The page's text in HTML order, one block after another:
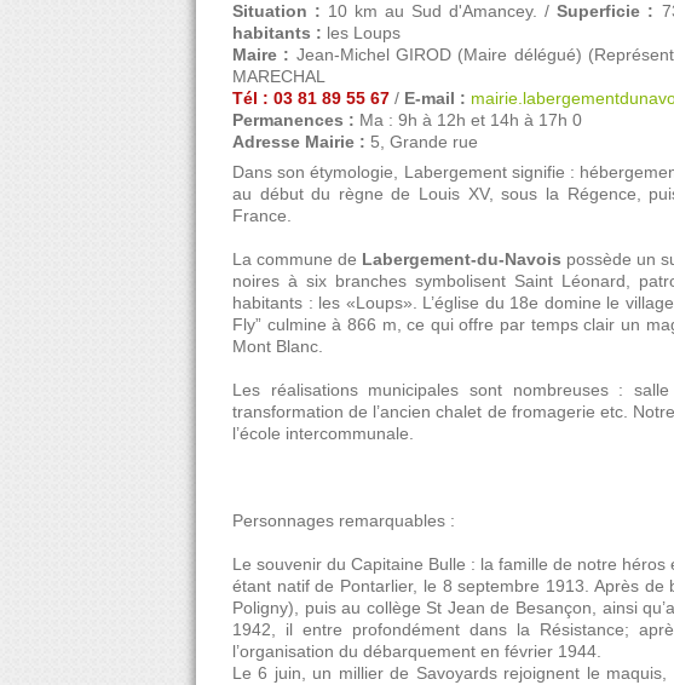
Situation : 10 km au Sud d'Amancey. /Superficie :
habitants : les Loups
Maire : Jean-Michel GIROD (Maire délégué)
MARECHAL
Tél : 03 81 89 55 67 / E-mail :
Permanences : Ma : 9h à 12h et 14h à 17h 0
Adresse Mairie : 5, Grande rue
Dans son étymologie, Labergement signifie :
au début du règne de Louis XV, sous la Régence,
France.
La commune de Labergement-du-Navois possède un
noires à six branches symbolisent Saint Léonard,
habitants : les «Loups». L’église du 18e domine le
Fly” culmine à 866 m, ce qui offre par temps clair un
Mont Blanc.
Les réalisations municipales sont nombreuses :
transformation de l’ancien chalet de fromagerie etc.
l’école intercommunale.
Personnages remarquables :
Le souvenir du Capitaine Bulle : la famille de notre héros
étant natif de Pontarlier, le 8 septembre 1913. Après
Poligny), puis au collège St Jean de Besançon, ainsi
1942, il entre profondément dans la Résistance;
l’organisation du débarquement en février 1944.
Le 6 juin, un millier de Savoyards rejoignent le maquis,